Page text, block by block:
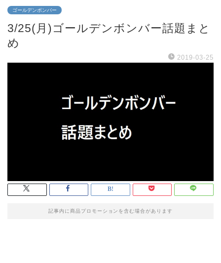
ゴールデンボンバー
3/25(月)ゴールデンボンバー話題まと
め
2019-03-25
記事内に商品プロモーションを含む場合があります